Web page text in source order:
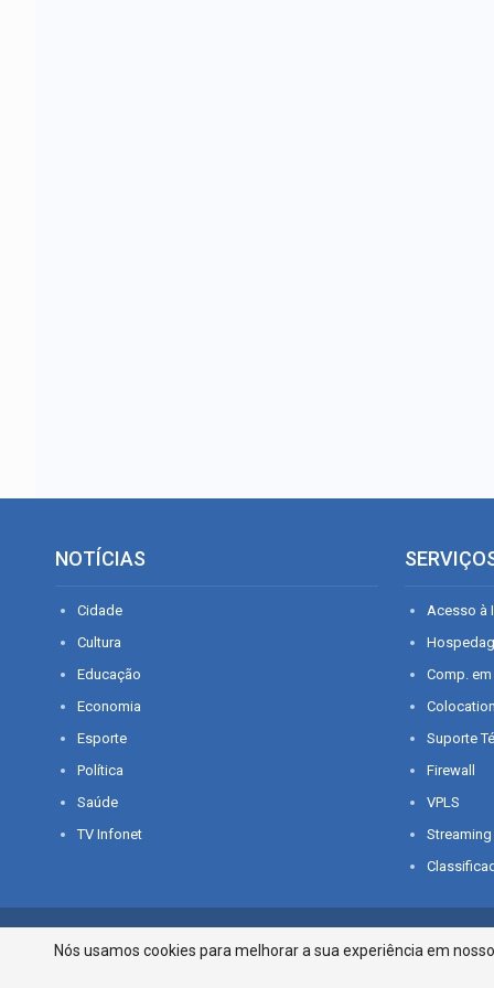
NOTÍCIAS
Cidade
Cultura
Educação
Economia
Esporte
Política
Saúde
TV Infonet
Acesso à
Comp.
Suporte
Firewall
VPLS
Streaming
© 2026 - O que é notícia em Sergipe. Todos os direitos reservados.
Nós usamos cookies para melhorar a sua experiência em